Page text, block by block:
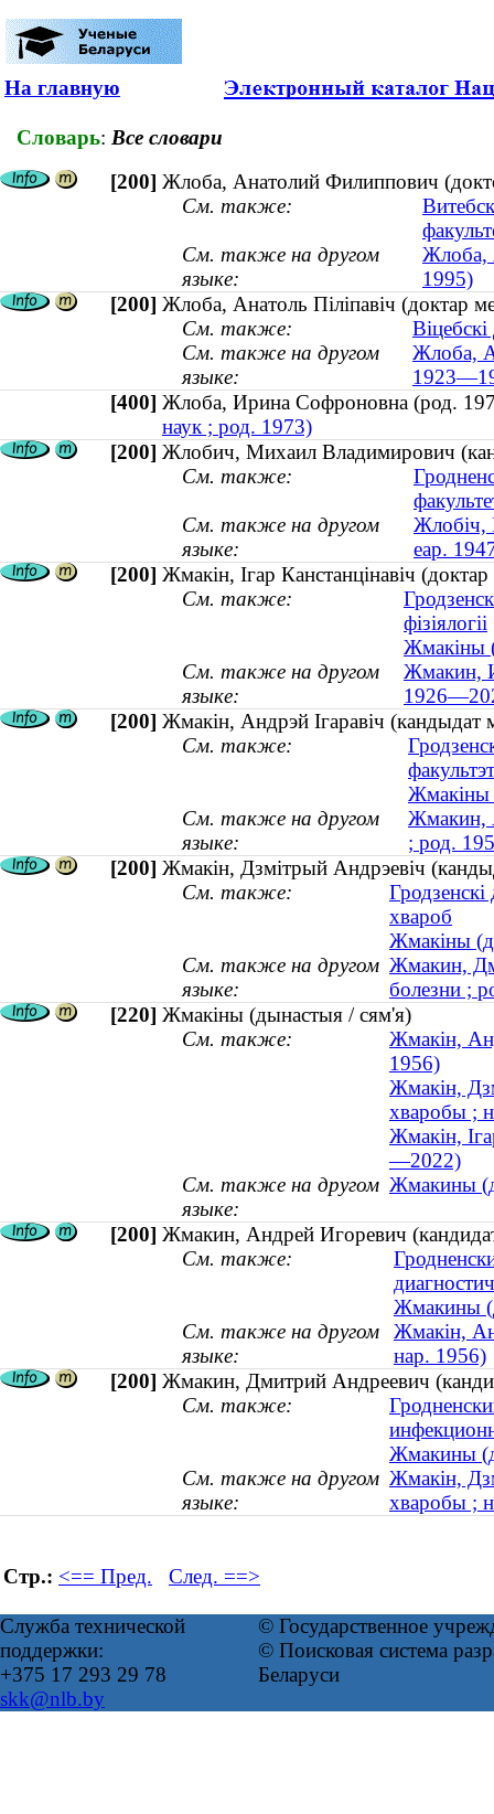
На главную
Словарь: Все словари
[200] Жлоба, Анатолий Филиппович
См. также:
См. также на другом
языке:
Жлоба,
1995)
[200] Жлоба, Анатоль Піліпавіч (доктар
См. также:
См. также на другом
языке:
Жлоба,
[400] Жлоба, Ирина Софроновна (род.
наук ; род. 1973)
[200] Жлобич, Михаил Владимирович
См. также:
См. также на другом
языке:
Жлобіч,
еар.
[200] Жмакін, Ігар Канстанцінавіч
См. также:
фізіялогіі
Жмакіны
См. также на другом
языке:
Жмакин,
[200] Жмакін, Андрэй Ігаравіч (кандыдат
См. также:
факультэт
Жмакіны
См. также на другом
языке:
Жмакин,
; род.
[200] Жмакін, Дзмітрый Андрэевіч
См. также:
хвароб
Жмакіны
См. также на другом
языке:
Жмакин,
болезни ;
[220] Жмакіны (дынастыя / сям'я)
См. также:
Жмакін,
1956)
Жмакін,
хваробы ;
Жмакін,
—2022)
См. также на другом
языке:
Жмакины
[200] Жмакин, Андрей Игоревич
См. также:
Жмакины
См. также на другом
языке:
Жмакін,
нар. 1956)
[200] Жмакин, Дмитрий Андреевич
См. также:
Жмакины
См. также на другом
языке:
Жмакін,
хваробы ;
Стр.: <== Пред. След. ==>
Служба технической
поддержки:
+375 17 293 29 78
skk@nlb.by
© Государственное
© Поисковая система
Беларуси